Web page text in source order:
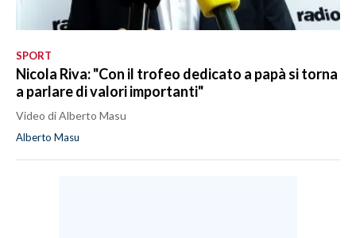
SPORT
Nicola Riva: "Con il trofeo dedicato a papà si torna
a parlare di valori importanti"
Video di Alberto Masu
Alberto Masu